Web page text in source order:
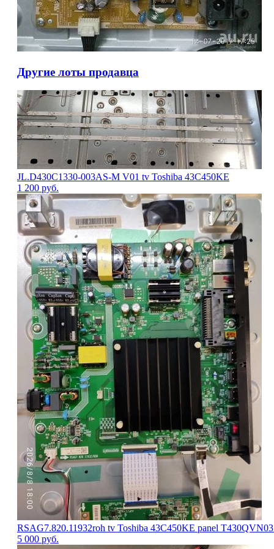
Другие лоты продавца
JL.D430C1330-003AS-M V01 tv Toshiba 43C450KE
1 200 руб.
RSAG7.820.11932roh tv Toshiba 43C450KE panel
5 000 руб.